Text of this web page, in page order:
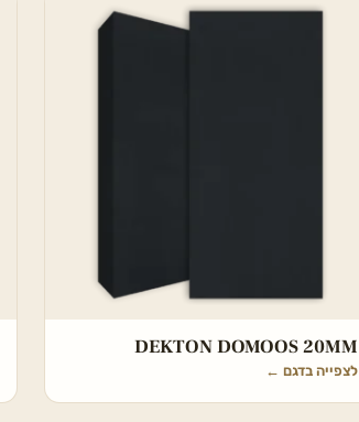
DEKTON DOMOOS 20MM
לצפייה בדגם ←